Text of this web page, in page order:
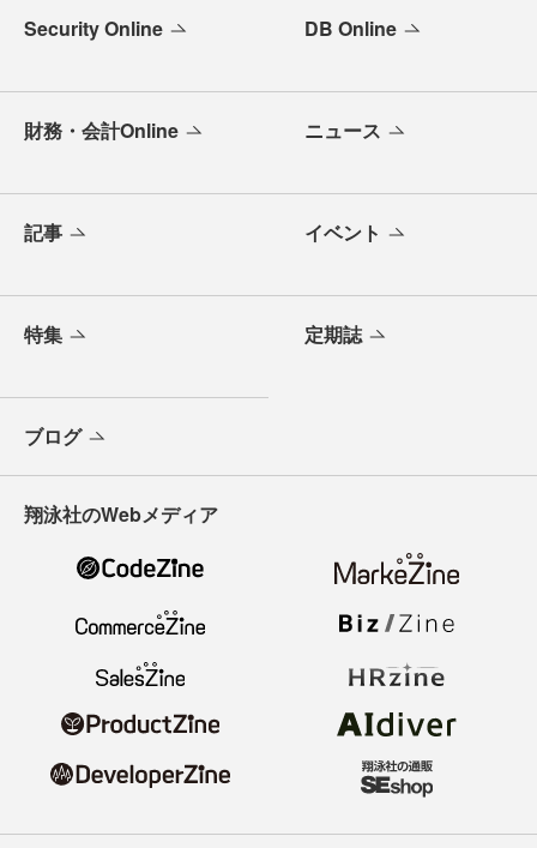
Security Online DB Online
財務・会計Online ニュース
記事 イベント
特集 定期誌
ブログ
翔泳社のWebメディア